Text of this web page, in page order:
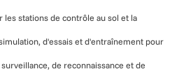
stations de contrôle au sol et la
d'essais et d'entraînement pour
de reconnaissance et de